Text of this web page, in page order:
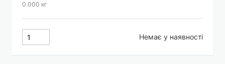
0.000 кг
Немає у наявності